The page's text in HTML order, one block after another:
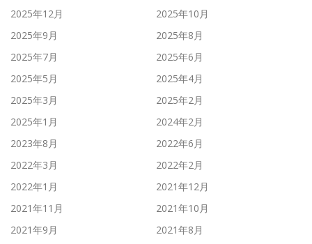
2025年12月
2025年10月
2025年9月
2025年8月
2025年7月
2025年6月
2025年5月
2025年4月
2025年3月
2025年2月
2025年1月
2024年2月
2023年8月
2022年6月
2022年3月
2022年2月
2022年1月
2021年12月
2021年11月
2021年10月
2021年9月
2021年8月